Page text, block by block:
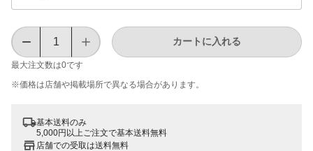
最大注文数は0です
カートに入れる
※価格は​店舗や​掲載場所で​異なる​場合が​あります。
基本送料のみ
5,000円以上ご注文で基本送料無料
店舗での受取は送料無料